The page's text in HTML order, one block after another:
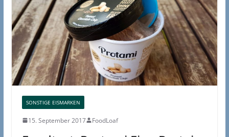
SONSTIGE EISMARKEN
15. September 2017 FoodLoaf